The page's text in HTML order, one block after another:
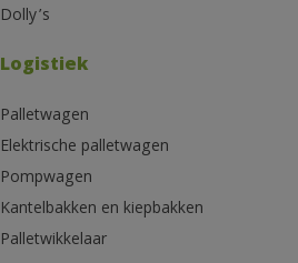
Dolly’s
Logistiek
Palletwagen
Elektrische palletwagen
Pompwagen
Kantelbakken en kiepbakken
Palletwikkelaar